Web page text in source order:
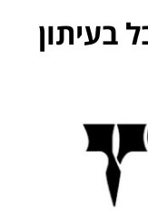
בעיתון